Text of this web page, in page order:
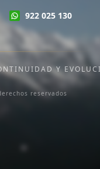
922 025 130
Y
reservados